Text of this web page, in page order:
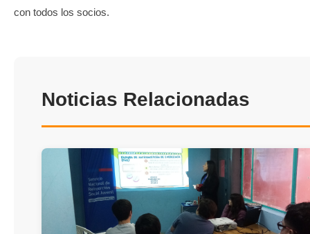
con todos los socios.
Noticias Relacionadas